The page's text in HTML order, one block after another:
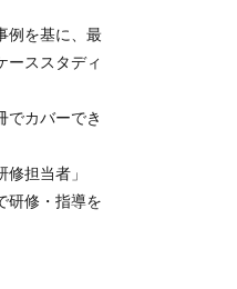
例を基に、最
ーススタディ
でカバーでき
担当者」
研修・指導を